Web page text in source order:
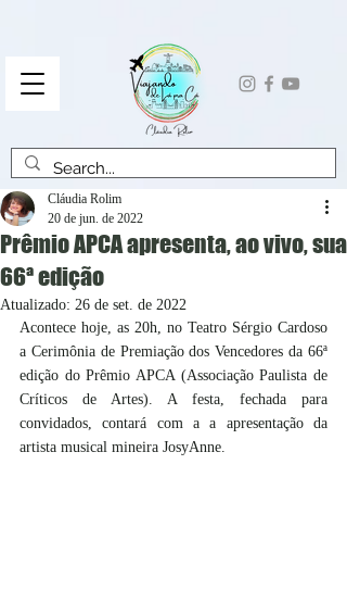
Prêmio APCA apresenta, ao vivo, sua
66ª edição
Cláudia Rolim
20 de jun. de 2022
Atualizado: 26 de set. de 2022
Acontece hoje, as 20h, no Teatro Sérgio Cardoso
a Cerimônia de Premiação dos Vencedores da 66ª
edição do Prêmio APCA (Associação Paulista de
Críticos de Artes). A festa, fechada para
convidados, contará com a a apresentação da
artista musical mineira JosyAnne.